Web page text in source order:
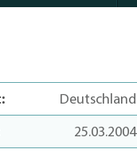
Deutschland
25.03.2004